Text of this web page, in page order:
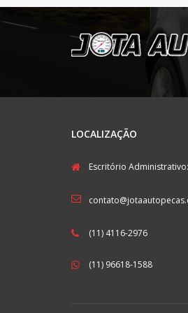
LOCALIZAÇÃO
Escritório
(11) 4116-2976
(11) 96618-1588